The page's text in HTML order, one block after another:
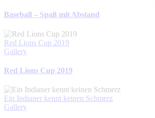
Baseball – Spaß mit Abstand
Red Lions Cup 2019
Gallery
Red Lions Cup 2019
Ein Indianer kennt keinen Schmerz
Gallery